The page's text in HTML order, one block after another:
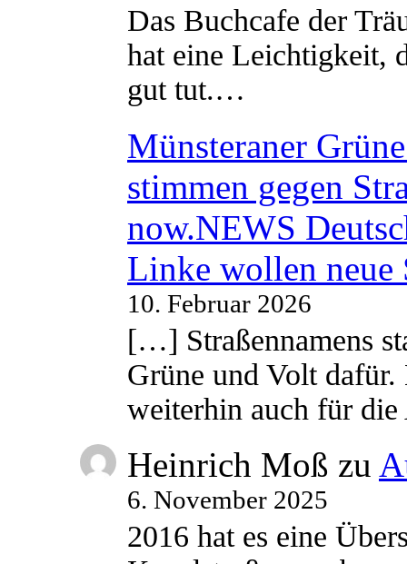
Das Buchcafe der
hat eine Leichtigkeit,
gut tut.…
Münsteraner
stimmen gegen
now.NEWS
Linke wollen neue
10. Februar 2026
[…] Straßennamens
Grüne und Volt
weiterhin auch für
Heinrich Moß zu
6. November 2025
2016 hat es eine